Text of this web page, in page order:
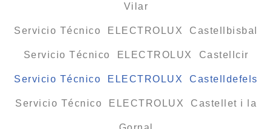
Vilar
Servicio Técnico ELECTROLUX Castellbisbal
Servicio Técnico ELECTROLUX Castellcir
Servicio Técnico ELECTROLUX Castelldefels
Servicio Técnico ELECTROLUX Castellet i la